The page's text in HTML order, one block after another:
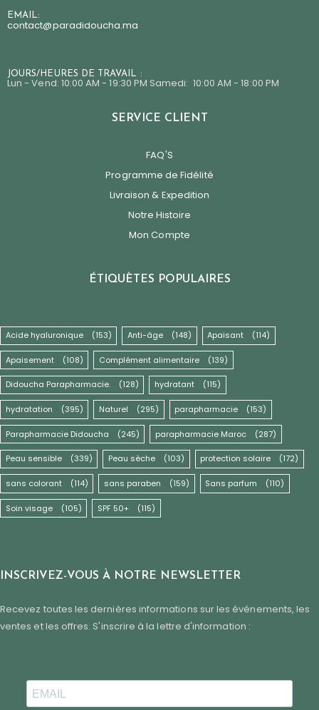
EMAIL:
contact@paradidoucha.ma
JOURS/HEURES DE TRAVAIL :
Lun - Vend: 10:00 AM - 19:30 PM Samedi: 10:00 AM - 18:00 PM
SERVICE CLIENT
FAQ'S
Programme de Fidélité
Livraison & Expedition
Notre Histoire
Mon Compte
ÉTIQUÈTES POPULAIRES
Acide hyaluronique (153) Anti-âge (148) Apaisant (114)
Apaisement (108) Complément alimentaire (139)
Didoucha Parapharmacie. (128) hydratant (115)
hydratation (395) Naturel (295) parapharmacie (153)
Parapharmacie Didoucha (245) parapharmacie Maroc (287)
Peau sensible (339) Peau sèche (103) protection solaire (172)
sans colorant (114) sans paraben (159) Sans parfum (110)
Soin visage (105) SPF 50+ (115)
INSCRIVEZ-VOUS À NOTRE NEWSLETTER
Recevez toutes les dernières informations sur les événements, les
ventes et les offres. S'inscrire à la lettre d'information :